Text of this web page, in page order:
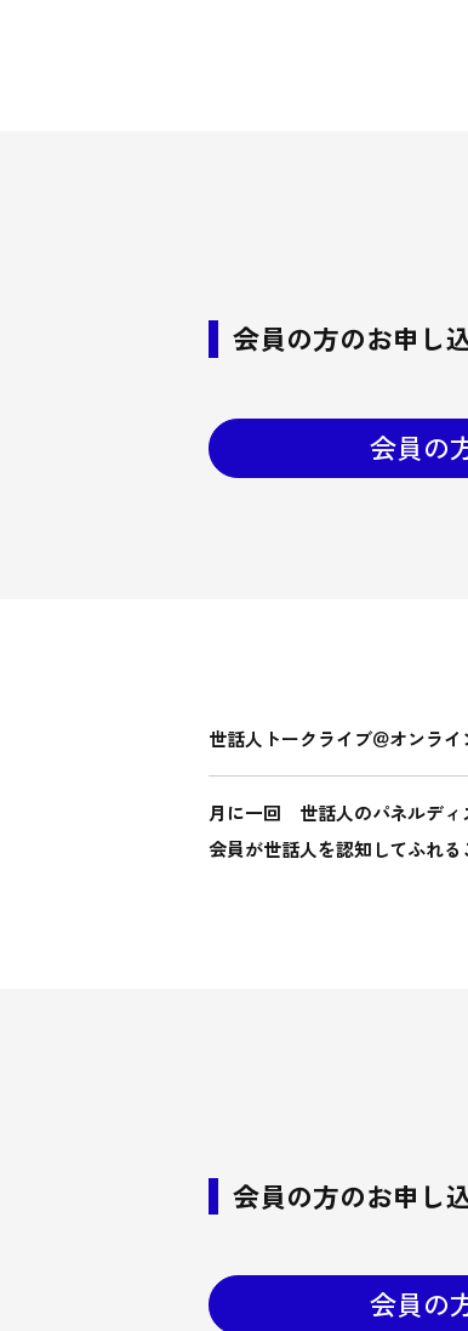
会員の方のお申し
会員の
世話人トークライブ＠オンライ
月に一回 世話人のパネルディ
会員が世話人を認知してふれる
会員の方のお申し
会員の